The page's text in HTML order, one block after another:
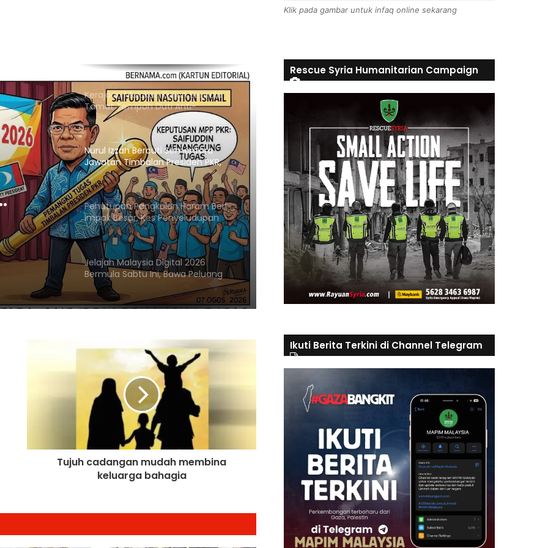
Lambakan Import Gegelung Keluli
China, Vietnam
Nurul Izzah Bercuti Sementara
Jawatan Timbalan Presiden PKR,
Saifuddin Pemangku Tugas
Penutupan Pangkalan Haram Beri
Impak Besar, Kes Penyeludupan
Petrol dan Diesel Menjunam
Jelajah Malaysia Digital 2026
Bermula Sabtu Ini, Bawa Peluang
Ekonomi ke Komuniti Setempat
Malaysia Dipilih Jadi Tuan Rumah
Kongres Farmasi Dunia 2027
Keterjaminan Makanan
Ketua Mossad Pecat Dua Pegawai
Kanan Kerana Plot Gagal Guling
Kerajaan Iran
Itali Bakal Berdepan Gelombang
Haba Ekstrem Selama 10 Hari Lagi,
Suhu Mencecah 48°C
Empat Rakyat Palestin Cedera,
Tujuh cadangan mudah membina
keluarga bahagia
Klik pada gambar untuk infaq online sekarang
Rescue Syria Humanitarian Campaign
Ikuti Berita Terkini di Channel Telegram